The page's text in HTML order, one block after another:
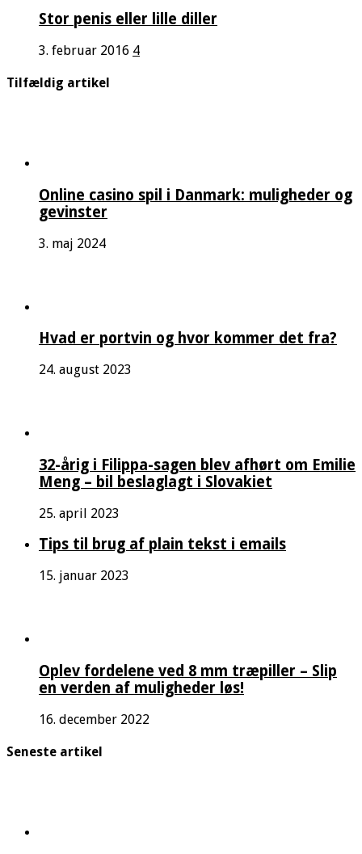
Stor penis eller lille diller
3. februar 2016 4
Tilfældig artikel
Online casino spil i Danmark: muligheder og
gevinster
3. maj 2024
Hvad er portvin og hvor kommer det fra?
24. august 2023
32-årig i Filippa-sagen blev afhørt om Emilie
Meng – bil beslaglagt i Slovakiet
25. april 2023
Tips til brug af plain tekst i emails
15. januar 2023
Oplev fordelene ved 8 mm træpiller – Slip
en verden af muligheder løs!
16. december 2022
Seneste artikel